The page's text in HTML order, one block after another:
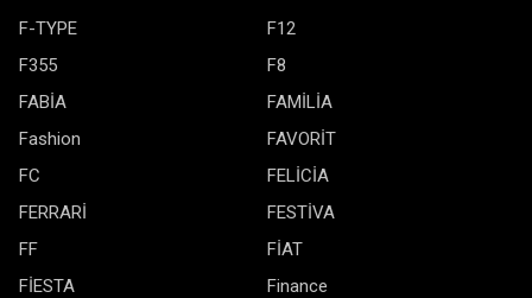
F-TYPE
F12
F355
F8
FABİA
FAMİLİA
Fashion
FAVORİT
FC
FELİCİA
FERRARİ
FESTİVA
FF
FİAT
FİESTA
Finance